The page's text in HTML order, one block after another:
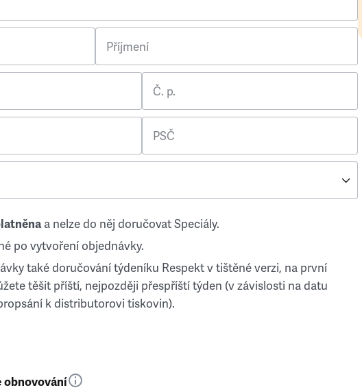
Příjmení
Č. p.
PSČ
a nelze do něj doručovat Speciály.
po vytvoření objednávky.
také doručování týdeníku Respekt v tištěné verzi, na první
těšit příští, nejpozději přespříští týden (v závislosti na datu
k distributorovi tiskovin).